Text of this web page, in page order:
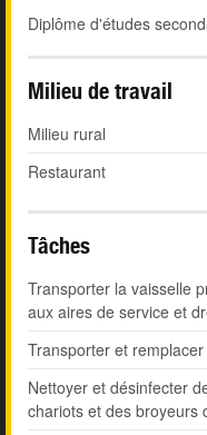
Diplôme d'études
Milieu de travail
Milieu rural
Restaurant
Tâches
Transporter la vaisselle
aux aires de service et
Transporter et
Nettoyer et désinfecter
chariots et des broyeurs